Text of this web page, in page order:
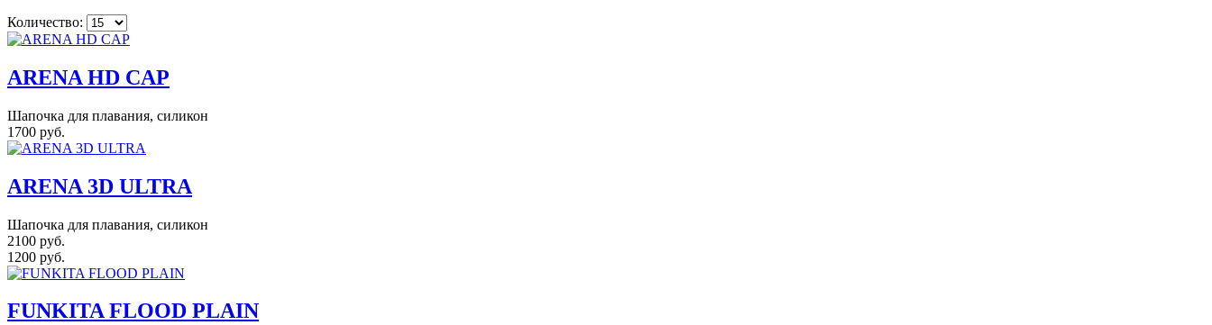
Количество:
ARENA HD CAP
Шапочка для плавания, силикон
1700 руб.
ARENA 3D ULTRA
Шапочка для плавания, силикон
2100 руб.
1200 руб.
FUNKITA FLOOD PLAIN